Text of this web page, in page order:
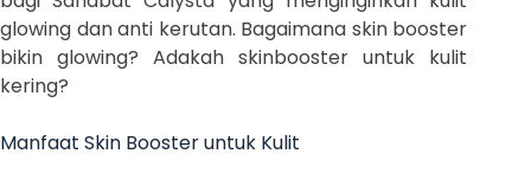
glowing dan anti kerutan. Bagaimana skin booster
bikin glowing? Adakah skinbooster untuk kulit
kering?
Manfaat Skin Booster untuk Kulit